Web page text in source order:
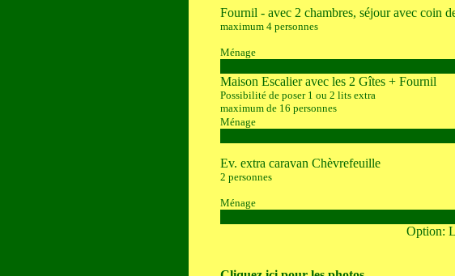
Fournil - avec 2 chambres, séjour avec coin
maximum 4 personnes
Ménage
Maison Escalier avec les 2 Gîtes + Fournil
Possibilité de poser 1 ou 2 lits extra
maximum de 16 personnes
Ménage
Ev. extra caravan Chèvrefeuille
2 personnes
Ménage
Option: